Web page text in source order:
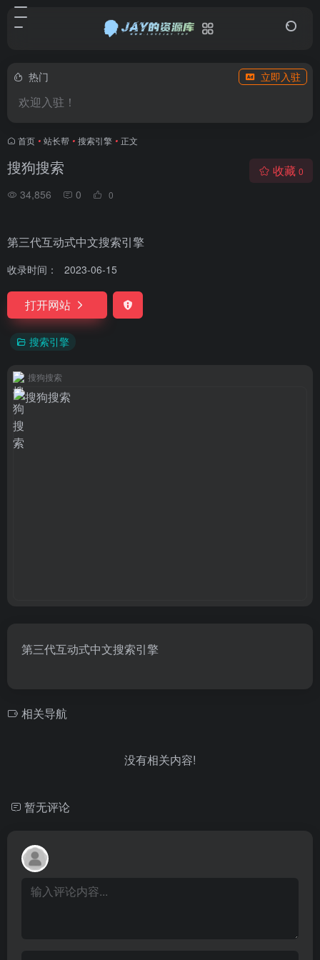
热门 立即入驻
欢迎入驻！
首页 • 站长帮 • 搜索引擎 • 正文
搜狗搜索
34,856 0 0
收藏 0
第三代互动式中文搜索引擎
收录时间： 2023-06-15
打开网站
搜索引擎
搜狗搜索
第三代互动式中文搜索引擎
相关导航
没有相关内容!
暂无评论